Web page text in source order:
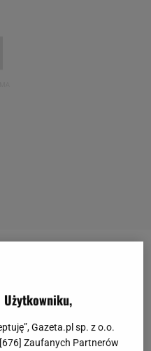
zaszło za daleko i to
. O co dokładnie
próbował
w"Prawdzie
Gazeta.pl sp. z o.o.
676] Zaufanych Partnerów